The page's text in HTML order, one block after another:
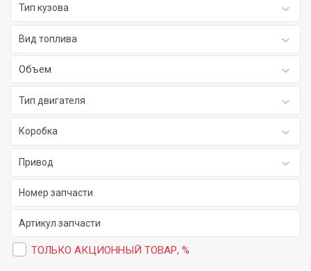
Тип кузова
Вид топлива
Объем
Тип двигателя
Коробка
Привод
ТОЛЬКО АКЦИОННЫЙ ТОВАР, %